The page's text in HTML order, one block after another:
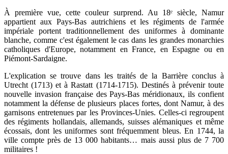
À première vue, cette couleur surprend. Au 18ᵉ siècle, Namur
appartient aux Pays-Bas autrichiens et les régiments de l'armée
impériale portent traditionnellement des uniformes à dominante
blanche, comme c'est également le cas dans les grandes monarchies
catholiques d'Europe, notamment en France, en Espagne ou en
Piémont-Sardaigne.
L'explication se trouve dans les traités de la Barrière conclus à
Utrecht (1713) et à Rastatt (1714-1715). Destinés à prévenir toute
nouvelle invasion française des Pays-Bas méridionaux, ils confient
notamment la défense de plusieurs places fortes, dont Namur, à des
garnisons entretenues par les Provinces-Unies. Celles-ci regroupent
des régiments hollandais, allemands, suisses alémaniques et même
écossais, dont les uniformes sont fréquemment bleus. En 1744, la
ville compte près de 13 000 habitants… mais aussi plus de 7 700
militaires !